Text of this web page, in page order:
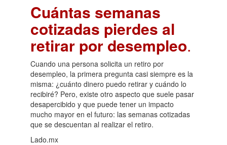
Cuántas semanas
cotizadas pierdes al
retirar por desempleo.
Cuando una persona solicita un retiro por
desempleo, la primera pregunta casi siempre es la
misma: ¿cuánto dinero puedo retirar y cuándo lo
recibiré? Pero, existe otro aspecto que suele pasar
desapercibido y que puede tener un impacto
mucho mayor en el futuro: las semanas cotizadas
que se descuentan al realizar el retiro.
Lado.mx